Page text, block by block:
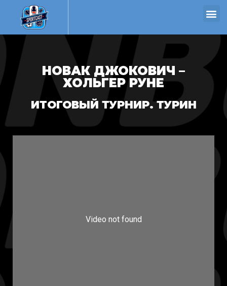
НОВАК ДЖОКОВИЧ –
ХОЛЬГЕР РУНЕ
ИТОГОВЫЙ ТУРНИР. ТУРИН